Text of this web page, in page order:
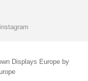
Displays Europe by